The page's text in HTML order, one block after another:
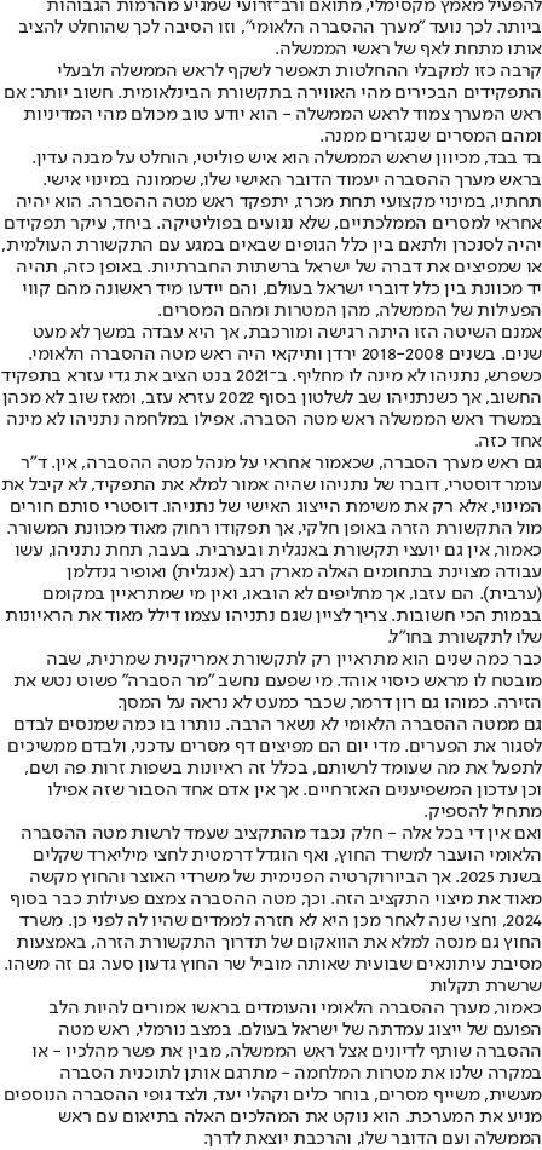
להפעיל מאמץ מקסימלי, מתואם ורב־זרועי שמגיע מהרמות הגבוהות
ביותר. לכך נועד "מערך ההסברה הלאומי", וזו הסיבה לכך שהוחלט להציב
אותו מתחת לאף של ראשי הממשלה.
קרבה כזו למקבלי ההחלטות תאפשר לשקף לראש הממשלה ולבעלי
התפקידים הבכירים מהי האווירה בתקשורת הבינלאומית. חשוב יותר: אם
ראש המערך צמוד לראש הממשלה - הוא יודע טוב מכולם מהי המדיניות
ומהם המסרים שנגזרים ממנה.
בד בבד, מכיוון שראש הממשלה הוא איש פוליטי, הוחלט על מבנה עדין.
בראש מערך ההסברה יעמוד הדובר האישי שלו, שממונה במינוי אישי.
תחתיו, במינוי מקצועי תחת מכרז, יתפקד ראש מטה ההסברה. הוא יהיה
אחראי למסרים הממלכתיים, שלא נגועים בפוליטיקה. ביחד, עיקר תפקידם
יהיה לסנכרן ולתאם בין כלל הגופים שבאים במגע עם התקשורת העולמית,
או שמפיצים את דברה של ישראל ברשתות החברתיות. באופן כזה, תהיה
יד מכוונת בין כלל דוברי ישראל בעולם, והם יידעו מיד ראשונה מהם קווי
הפעילות של הממשלה, מהן המטרות ומהם המסרים.
אמנם השיטה הזו היתה רגישה ומורכבת, אך היא עבדה במשך לא מעט
שנים. בשנים 2018-2008 ירדן ותיקאי היה ראש מטה ההסברה הלאומי.
כשפרש, נתניהו לא מינה לו מחליף. ב־2021 בנט הציב את גדי עזרא בתפקיד
החשוב, אך כשנתניהו שב לשלטון בסוף 2022 עזרא עזב, ומאז שוב לא מכהן
במשרד ראש הממשלה ראש מטה הסברה. אפילו במלחמה נתניהו לא מינה
אחד כזה.
גם ראש מערך הסברה, שכאמור אחראי על מנהל מטה ההסברה, אין. ד"ר
עומר דוסטרי, דוברו של נתניהו שהיה אמור למלא את התפקיד, לא קיבל את
המינוי, אלא רק את משימת הייצוג האישי של נתניהו. דוסטרי סותם חורים
מול התקשורת הזרה באופן חלקי, אך תפקודו רחוק מאוד מכוונת המשורר.
כאמור, אין גם יועצי תקשורת באנגלית ובערבית. בעבר, תחת נתניהו, עשו
עבודה מצוינת בתחומים האלה מארק רגב (אנגלית) ואופיר גנדלמן
(ערבית). הם עזבו, אך מחליפים לא הובאו, ואין מי שמתראיין במקומם
בבמות הכי חשובות. צריך לציין שגם נתניהו עצמו דילל מאוד את הראיונות
שלו לתקשורת בחו"ל.
כבר כמה שנים הוא מתראיין רק לתקשורת אמריקנית שמרנית, שבה
מובטח לו מראש כיסוי אוהד. מי שפעם נחשב "מר הסברה" פשוט נטש את
הזירה. כמוהו גם רון דרמר, שכבר כמעט לא נראה על המסך.
גם ממטה ההסברה הלאומי לא נשאר הרבה. נותרו בו כמה שמנסים לבדם
לסגור את הפערים. מדי יום הם מפיצים דף מסרים עדכני, ולבדם ממשיכים
לתפעל את מה שעומד לרשותם, בכלל זה ראיונות בשפות זרות פה ושם,
וכן עדכון המשפיענים האזרחיים. אך אין אדם אחד הסבור שזה אפילו
מתחיל להספיק.
ואם אין די בכל אלה - חלק נכבד מהתקציב שעמד לרשות מטה ההסברה
הלאומי הועבר למשרד החוץ, ואף הוגדל דרמטית לחצי מיליארד שקלים
בשנת 2025. אך הביורוקרטיה הפנימית של משרדי האוצר והחוץ מקשה
מאוד את מיצוי התקציב הזה. וכך, מטה ההסברה צמצם פעילות כבר בסוף
2024, וחצי שנה לאחר מכן היא לא חזרה לממדים שהיו לה לפני כן. משרד
החוץ גם מנסה למלא את הוואקום של תדרוך התקשורת הזרה, באמצעות
מסיבת עיתונאים שבועית שאותה מוביל שר החוץ גדעון סער. גם זה משהו.
שרשרת תקלות
כאמור, מערך ההסברה הלאומי והעומדים בראשו אמורים להיות הלב
הפועם של ייצוג עמדתה של ישראל בעולם. במצב נורמלי, ראש מטה
ההסברה שותף לדיונים אצל ראש הממשלה, מבין את פשר מהלכיו - או
במקרה שלנו את מטרות המלחמה - מתרגם אותן לתוכנית הסברה
מעשית, משייף מסרים, בוחר כלים וקהלי יעד, ולצד גופי ההסברה הנוספים
מניע את המערכת. הוא נוקט את המהלכים האלה בתיאום עם ראש
הממשלה ועם הדובר שלו, והרכבת יוצאת לדרך.